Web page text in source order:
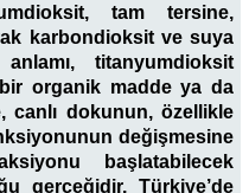
tam tersine,
karbondioksit ve suya
titanyumdioksit
bir organik madde ya da
canlı dokunun, özellikle
değişmesine
başlatabilecek
gerçeğidir. Türkiye’de